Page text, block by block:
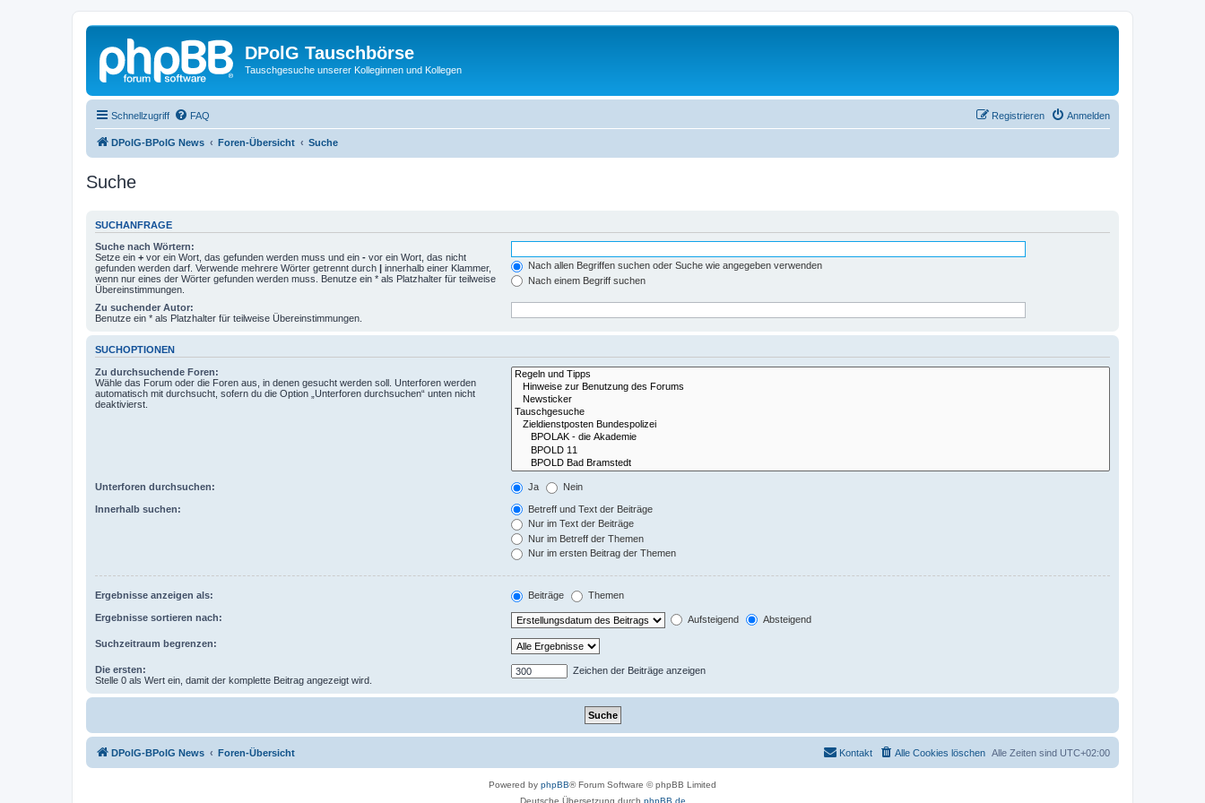
DPolG Tauschbörse
Tauschgesuche unserer Kolleginnen und Kollegen
Schnellzugriff FAQ Anmelden
Registrieren
DPolG-BPolG News Foren-Übersicht Suche
Suche
SUCHANFRAGE
Suche nach Wörtern:
Setze ein + vor ein Wort, das gefunden werden muss und ein - vor ein Wort, das nicht
gefunden werden darf. Verwende mehrere Wörter getrennt durch | innerhalb einer Klammer,
wenn nur eines der Wörter gefunden werden muss. Benutze ein * als Platzhalter für teilweise
Übereinstimmungen.
Nach allen Begriffen suchen oder Suche wie angegeben verwenden
Nach einem Begriff suchen
Zu suchender Autor:
Benutze ein * als Platzhalter für teilweise Übereinstimmungen.
SUCHOPTIONEN
Zu durchsuchende Foren:
Wähle das Forum oder die Foren aus, in denen gesucht werden soll. Unterforen werden
automatisch mit durchsucht, sofern du die Option „Unterforen durchsuchen“ unten nicht
deaktivierst.
Unterforen durchsuchen: Ja Nein
Innerhalb suchen:
Betreff und Text der Beiträge
Nur im Text der Beiträge
Nur im Betreff der Themen
Nur im ersten Beitrag der Themen
Ergebnisse anzeigen als: Beiträge Themen
Ergebnisse sortieren nach: Aufsteigend Absteigend
Suchzeitraum begrenzen:
Die ersten:
Stelle 0 als Wert ein, damit der komplette Beitrag angezeigt wird.
Zeichen der Beiträge anzeigen
DPolG-BPolG News Foren-Übersicht Alle Zeiten sind UTC+02:00
Alle Cookies löschen
Kontakt
Powered by phpBB® Forum Software © phpBB Limited
Deutsche Übersetzung durch phpBB.de